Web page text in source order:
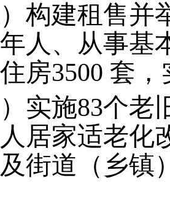
）构建租售
人、从事基
房3500 套
）实施83个
居家适老化
及街道（乡